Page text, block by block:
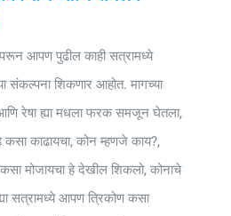
आपण पुढील काही सत्रामध्ये
संकल्पना शिकणार आहोत. मागच्या
रेषा ह्या मधला फरक समजून घेतला,
कसा काढायचा, कोन म्हणजे काय?,
मोजायचा हे देखील शिकलो, कोनाचे
सत्रामध्ये आपण त्रिकोण कसा